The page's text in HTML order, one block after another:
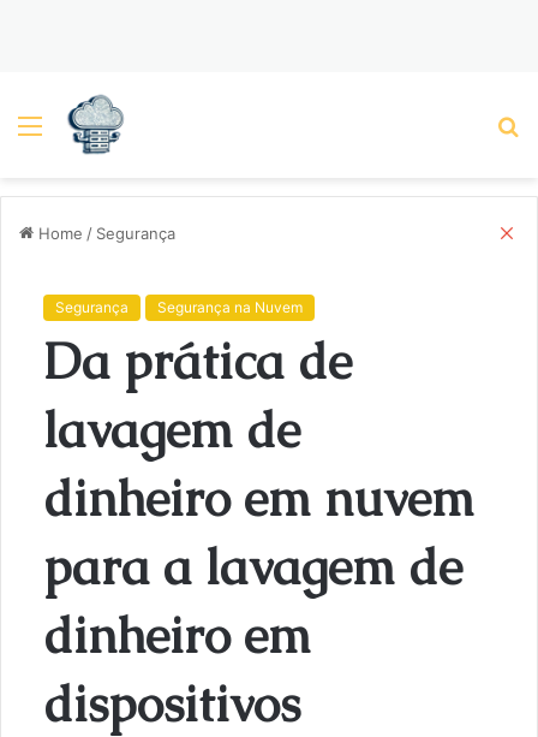
Menu
Home / Segurança
Segurança Segurança na Nuvem
Da prática de
lavagem de
dinheiro em nuvem
para a lavagem de
dinheiro em
dispositivos